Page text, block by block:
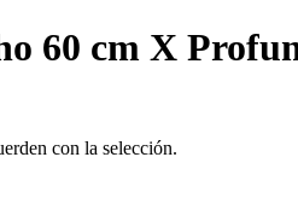
60 cm X
con la selección.